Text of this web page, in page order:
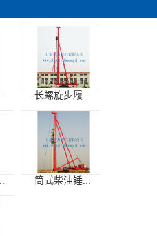
长螺旋步履...
筒式柴油锤...